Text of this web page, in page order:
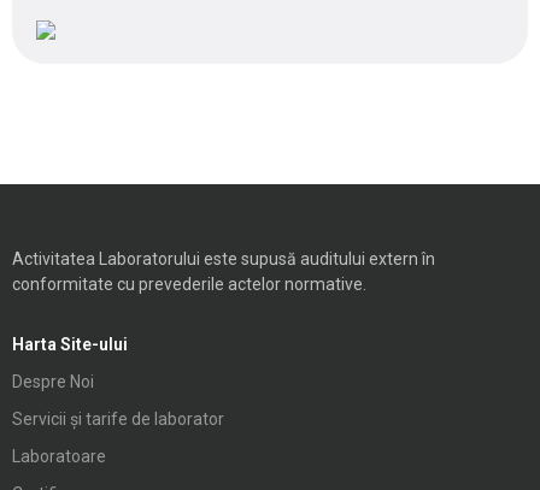
Activitatea Laboratorului este supusă auditului extern în
conformitate cu prevederile actelor normative.
Harta Site-ului
Despre Noi
Servicii și tarife de laborator
Laboratoare